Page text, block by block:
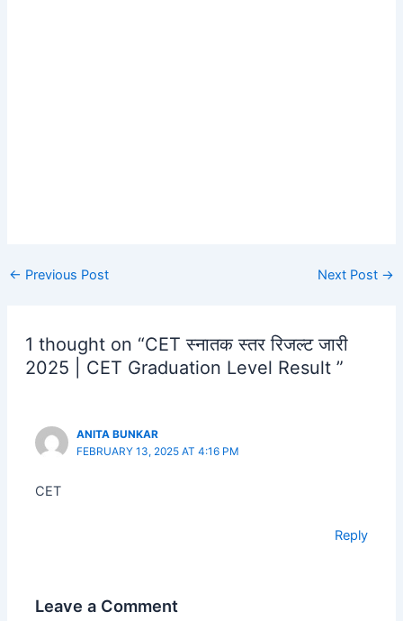
Post
← Previous Post Next Post →
1 thought on “CET स्नातक स्तर रिजल्ट जारी
2025 | CET Graduation Level Result ”
ANITA BUNKAR
FEBRUARY 13, 2025 AT 4:16 PM
CET
Reply
Leave a Comment